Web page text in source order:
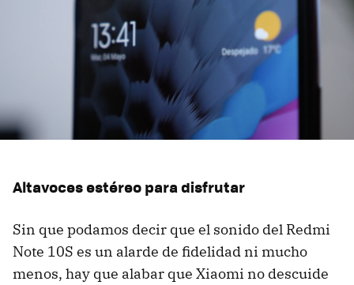
Altavoces estéreo para disfrutar
Sin que podamos decir que el sonido del Redmi
Note 10S es un alarde de fidelidad ni mucho
menos, hay que alabar que Xiaomi no descuide